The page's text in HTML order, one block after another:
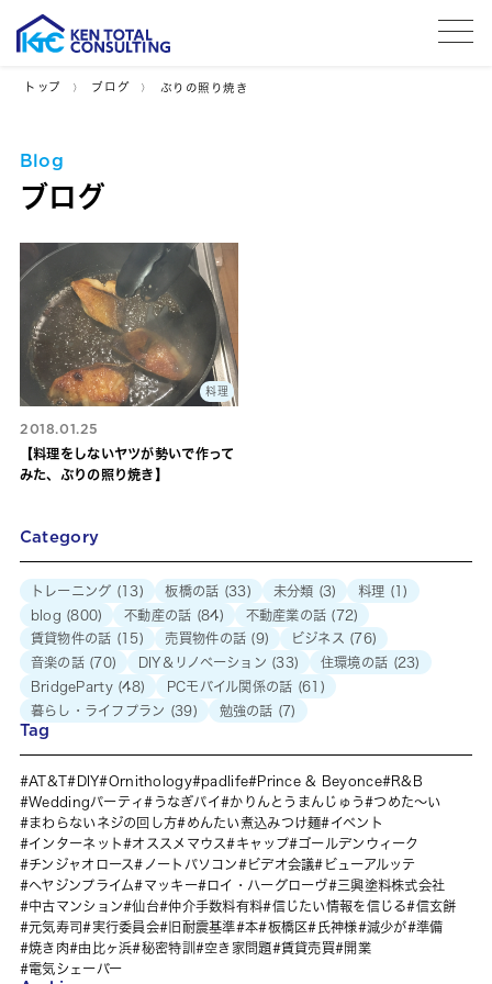
トップ ブログ ぶりの照り焼き
Blog
ブログ
料理
2018.01.25
【料理をしないヤツが勢いで作って
みた、ぶりの照り焼き】
Category
トレーニング (13) 板橋の話 (33) 未分類 (3) 料理 (1)
blog (800) 不動産の話 (84) 不動産業の話 (72)
賃貸物件の話 (15) 売買物件の話 (9) ビジネス (76)
音楽の話(70) DIY＆リノベーション (33) 住環境の話 (23)
BridgeParty(48) PCモバイル関係の話 (61)
暮らし・ライフプラン (39) 勉強の話 (7)
Tag
AT&T DIY Ornithology padlife Prince & Beyonce
R&B
Weddingパーティ
うなぎパイ かりんとうまんじゅう
つめた～い
まわらないネジの回し方
めんたい煮込みつけ麺
イベント
インターネット
オススメマウス キャップ
ゴールデンウィーク
チンジャオロース
ノートパソコン ビデオ会議
ビューアルッテ
ヘヤジンプライム
マッキー ロイ・ハーグローヴ
三興塗料株式会社
中古マンション
仙台 仲介手数料有料 信じたい情報を信じる
信玄餅
元気寿司
実行委員会 旧耐震基準 本 板橋区 氏神様 減少が
準備
焼き肉
由比ヶ浜 秘密特訓 空き家問題 賃貸売買
開業
電気シェーバー